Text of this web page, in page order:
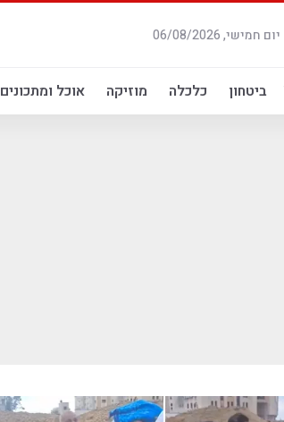
יום חמישי, 06/08/2026
ביטחון כלכלה מוזיקה אוכל ומתכונים